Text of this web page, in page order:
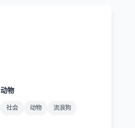
物
社会 动物
流浪狗